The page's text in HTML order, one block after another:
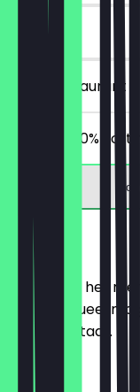
14 dagen
in het restaurant
Ontvang 30%
Menu
Hier vind je het
het zo actueel
wachten staat.
BRÖTCHEN